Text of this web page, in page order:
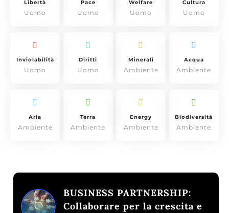
Libertà
Uomo
Pace
Uomo
Welfare
Uomo
Cultura
Uomo
Inviolabilità
Uomo
Diritti
Uomo
Minerali
Ambiente
Acqua
Ambiente
Aria
Ambiente
Terra
Ambiente
Energy
Ambiente
Biodiversità
Ambiente
BUSINESS PARTNERSHIP:
Collaborare per la crescita e